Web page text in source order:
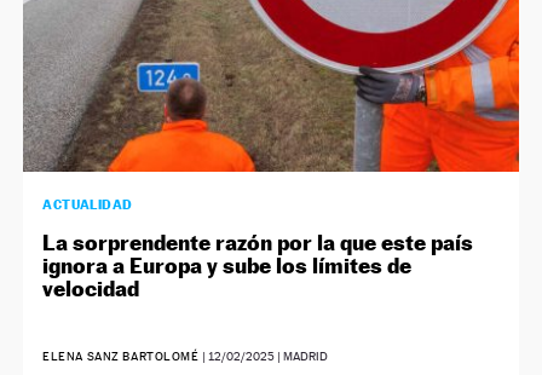
ACTUALIDAD
La sorprendente razón por la que este país
ignora a Europa y sube los límites de
velocidad
ELENA SANZ BARTOLOMÉ | 12/02/2025| MADRID